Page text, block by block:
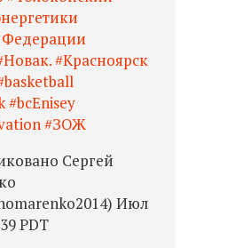
Федерации
#Красноярск
#bcEnisey
#ЗОЖ
Сергей
Июл
PDT